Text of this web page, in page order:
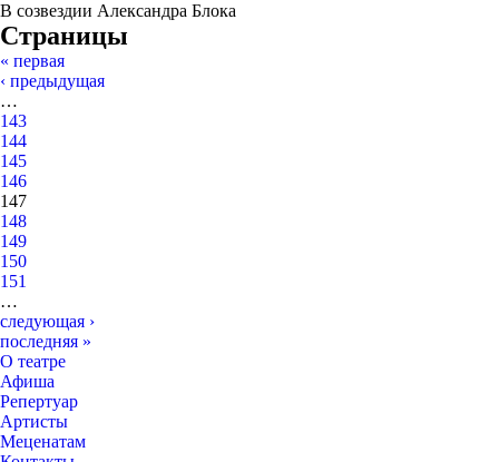
В созвездии Александра Блока
Страницы
« первая
‹ предыдущая
…
143
144
145
146
147
148
149
150
151
…
следующая ›
последняя »
О театре
Афиша
Репертуар
Артисты
Меценатам